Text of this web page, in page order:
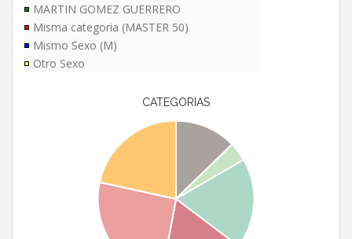
MARTIN GOMEZ GUERRERO
Misma categoria (MASTER 50)
Mismo Sexo (M)
Otro Sexo
CATEGORIAS